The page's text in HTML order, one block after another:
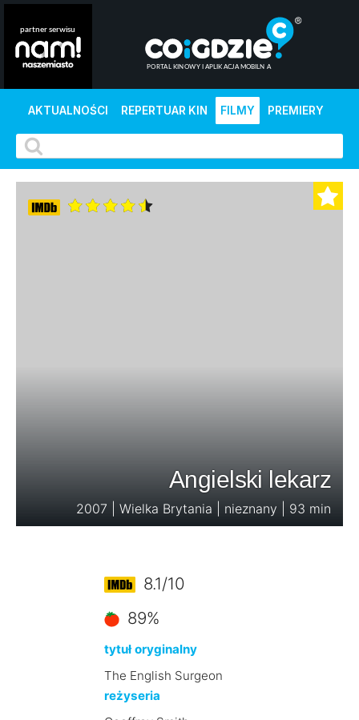
AKTUALNOŚCI REPERTUAR KIN FILMY PREMIERY
Angielski lekarz
2007 | Wielka Brytania | nieznany | 93 min
8.1/10
89%
tytuł oryginalny
The English Surgeon
reżyseria